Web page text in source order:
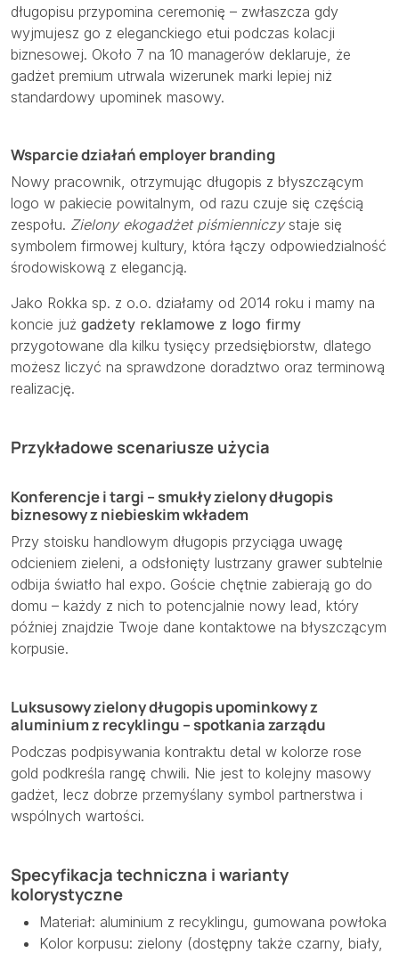
długopisu przypomina ceremonię – zwłaszcza gdy
wyjmujesz go z eleganckiego etui podczas kolacji
biznesowej. Około 7 na 10 managerów deklaruje, że
gadżet premium utrwala wizerunek marki lepiej niż
standardowy upominek masowy.
Wsparcie działań employer branding
Nowy pracownik, otrzymując długopis z błyszczącym
logo w pakiecie powitalnym, od razu czuje się częścią
zespołu. Zielony ekogadżet piśmienniczystaje się
symbolem firmowej kultury, która łączy odpowiedzialność
środowiskową z elegancją.
Jako Rokka sp. z o.o. działamy od 2014 roku i mamy na
koncie już gadżety reklamowe z logo firmy
przygotowane dla kilku tysięcy przedsiębiorstw, dlatego
możesz liczyć na sprawdzone doradztwo oraz terminową
realizację.
Przykładowe scenariusze użycia
Konferencje i targi – smukły zielony długopis
biznesowy z niebieskim wkładem
Przy stoisku handlowym długopis przyciąga uwagę
odcieniem zieleni, a odsłonięty lustrzany grawer subtelnie
odbija światło hal expo. Goście chętnie zabierają go do
domu – każdy z nich to potencjalnie nowy lead, który
później znajdzie Twoje dane kontaktowe na błyszczącym
korpusie.
Luksusowy zielony długopis upominkowy z
aluminium z recyklingu – spotkania zarządu
Podczas podpisywania kontraktu detal w kolorze rose
gold podkreśla rangę chwili. Nie jest to kolejny masowy
gadżet, lecz dobrze przemyślany symbol partnerstwa i
wspólnych wartości.
Specyfikacja techniczna i warianty
kolorystyczne
Materiał: aluminium z recyklingu, gumowana powłoka
Kolor korpusu: zielony (dostępny także czarny, biały,